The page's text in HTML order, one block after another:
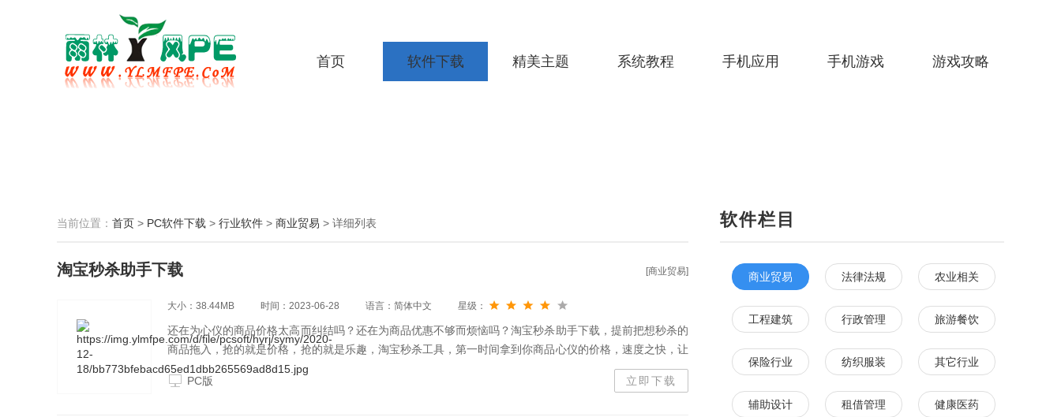
首页 软件下载 精美主题 系统教程 手机应用 手机游戏 游戏攻略
当前位置： 首页 > PC软件下载 > 行业软件 > 商业贸易 > 详细列表
[商业贸易]
淘宝秒杀助手下载
大小：38.44MB 时间：2023-06-28 语言：简体中文 星级：
还在为心仪的商品价格太高而纠结吗？还在为商品优惠不够而烦恼吗？淘宝秒杀助手下载，提前把想秒杀的
商品拖入，抢的就是价格，抢的就是乐趣，淘宝秒杀工具，第一时间拿到你商品心仪的价格，速度之快，让
别人望尘莫及，精确到毫秒的时间级别。
PC版
立即下载
软件栏目
商业贸易 法律法规 农业相关
工程建筑 行政管理 旅游餐饮
保险行业 纺织服装 其它行业
辅助设计 租借管理 健康医药